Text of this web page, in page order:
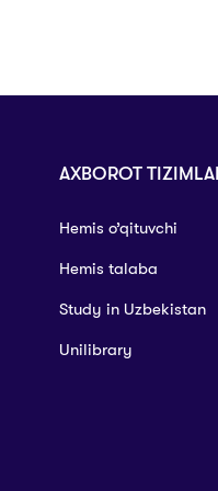
AXBOROT
Hemis o’qituvchi
Hemis talaba
Study in Uzbekistan
Unilibrary